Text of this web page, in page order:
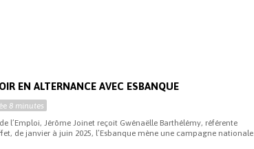
EN ALTERNANCE AVEC ESBANQUE
8 minutes
l’Emploi, Jérôme Joinet reçoit Gwénaëlle Barthélémy, référente
de janvier à juin 2025, l’Esbanque mène une campagne nationale